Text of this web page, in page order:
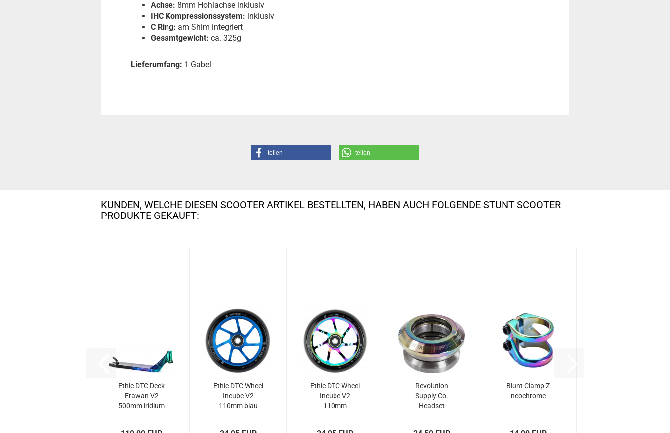
Achse: 8mm Hohlachse inklusiv
IHC Kompressionssystem: inklusiv
C Ring: am Shim integriert
Gesamtgewicht: ca. 325g
Lieferumfang: 1 Gabel
teilen teilen
KUNDEN, WELCHE DIESEN SCOOTER ARTIKEL BESTELLTEN, HABEN AUCH FOLGENDE STUNT SCOOTER
PRODUKTE GEKAUFT:
Ethic DTC Deck
Erawan V2
500mm iridium
Ethic DTC Wheel
Incube V2
110mm blau
Ethic DTC Wheel
Incube V2
110mm
Revolution
Supply Co.
Headset
Blunt Clamp Z
neochrome